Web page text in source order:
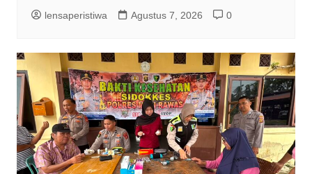
lensaperistiwa Agustus 7, 2026 0